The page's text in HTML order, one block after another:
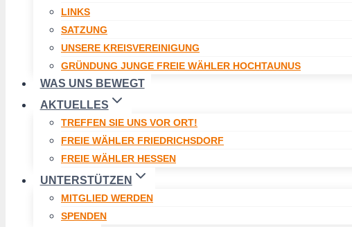
LINKS
SATZUNG
UNSERE KREISVEREINIGUNG
GRÜNDUNG JUNGE FREIE WÄHLER HOCHTAUNUS
WAS UNS BEWEGT
AKTUELLES
TREFFEN SIE UNS VOR ORT!
FREIE WÄHLER FRIEDRICHSDORF
FREIE WÄHLER HESSEN
UNTERSTÜTZEN
MITGLIED WERDEN
SPENDEN